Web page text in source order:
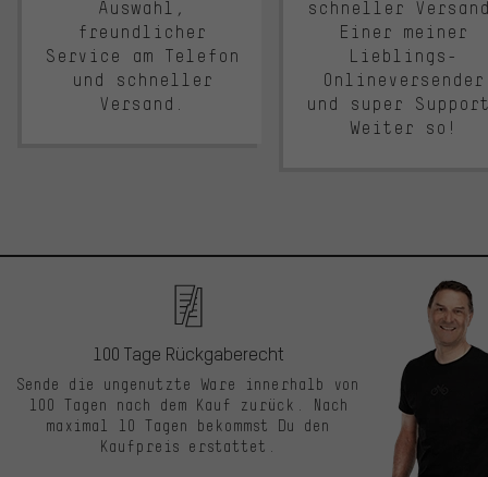
Auswahl,
freundlicher
Service am Telefon
und schneller
Versand.
schneller
Einer meiner
Lieblings-
Onlineversender
und super
Weiter so!
100 Tage Rückgaberecht
Sende die ungenutzte Ware innerhalb von
100 Tagen nach dem Kauf zurück. Nach
maximal 10 Tagen bekommst Du den
Kaufpreis erstattet.